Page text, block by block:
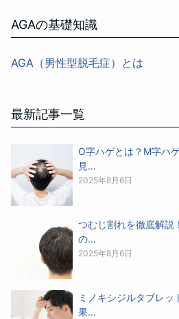
AGAの基礎知識
AGA（男性型脱毛症）とは
最新記事一覧
O字ハゲとは？M字ハ
見…
2025年8月6日
つむじ割れを徹底解説
の…
2025年8月6日
ミノキシジルタブレッ
果…